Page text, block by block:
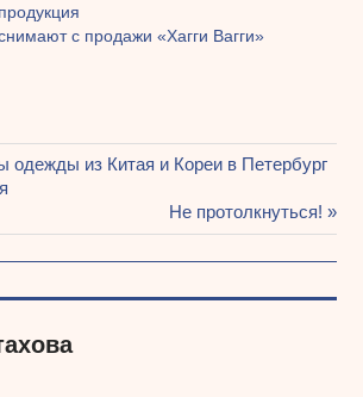
с продажи «Хагги Вагги»
одежды из Китая и Кореи в Петербург
Следующая
запись:
Не протолкнуться!